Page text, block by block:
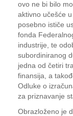
ovo ne bi bilo
aktivno učešće
posebno ističe
fonda
industrije, te
subordiniranog
jedna od četiri
finansija, a
Odluke o
za priznavanje
Obrazloženo je